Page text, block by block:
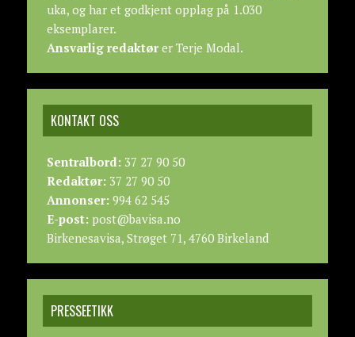
uka, og har et godkjent opplag på 1.030
eksemplarer.
Ansvarlig redaktører Terje Modal.
KONTAKT OSS
Sentralbord:37 27 90 50
Redaktør:37 27 90 50
Annonser:994 62 545
E-post:post@bavisa.no
Birkenesavisa, Strøget 71, 4760 Birkeland
PRESSEETIKK